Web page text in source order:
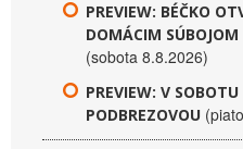
PREVIEW: BÉČKO
DOMÁCIM
(sobota 8.8.2026)
PREVIEW: V
PODBREZOVOU